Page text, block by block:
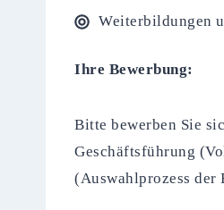
Weiterbildungen
Ihre Bewerbung:
Bitte bewerben Sie
Geschäftsführung
(Auswahlprozess der